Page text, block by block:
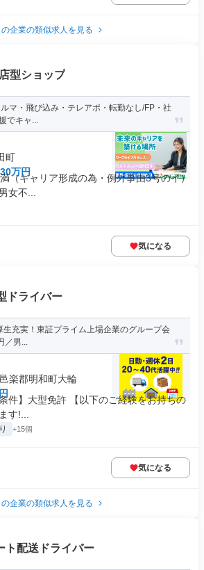
の企業の類似求人を見る
型ショップ
マ・飛び込み・テレアポ・転勤なし/FP・社
でキャ...
町
万円
（キャリア形成の為・例外事由3号のイ）
不...
気になる
ドライバー
生充実！東証プライム上場企業のグループ会
／男...
楽郡明和町大輪
件】大型免許 【以下のご経験をお持ちの
す!...
+15個
気になる
の企業の類似求人を見る
ト配送ドライバー